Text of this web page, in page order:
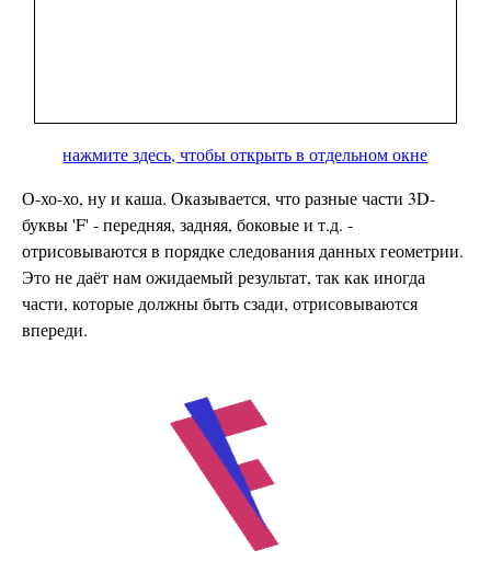
нажмите здесь, чтобы открыть в отдельном окне
О-хо-хо, ну и каша. Оказывается, что разные части 3D-
буквы 'F' - передняя, задняя, боковые и т.д. -
отрисовываются в порядке следования данных геометрии.
Это не даёт нам ожидаемый результат, так как иногда
части, которые должны быть сзади, отрисовываются
впереди.